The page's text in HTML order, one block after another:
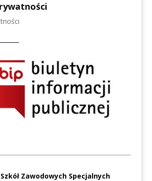
Szkół Zawodowych Specjalnych